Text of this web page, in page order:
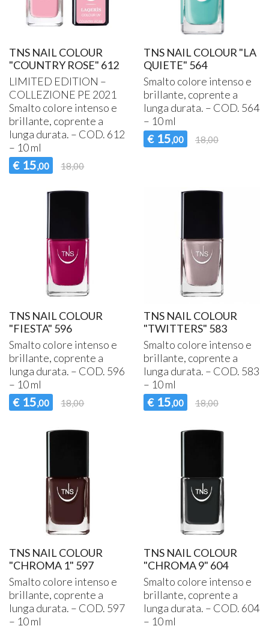
TNS NAIL COLOUR
"COUNTRY ROSE" 612
LIMITED EDITION –
COLLEZIONE PE 2021
Smalto colore intenso e
brillante, coprente a
lunga durata. – COD. 612
– 10 ml
€ 15,00 18,00
TNS NAIL COLOUR "LA
QUIETE" 564
Smalto colore intenso e
brillante, coprente a
lunga durata. – COD. 564
– 10 ml
€ 15,00 18,00
TNS NAIL COLOUR
"FIESTA" 596
Smalto colore intenso e
brillante, coprente a
lunga durata. – COD. 596
– 10 ml
€ 15,00 18,00
TNS NAIL COLOUR
"TWITTERS" 583
Smalto colore intenso e
brillante, coprente a
lunga durata. – COD. 583
– 10 ml
€ 15,00 18,00
TNS NAIL COLOUR
"CHROMA 1" 597
Smalto colore intenso e
brillante, coprente a
lunga durata. – COD. 597
– 10 ml
TNS NAIL COLOUR
"CHROMA 9" 604
Smalto colore intenso e
brillante, coprente a
lunga durata. – COD. 604
– 10 ml